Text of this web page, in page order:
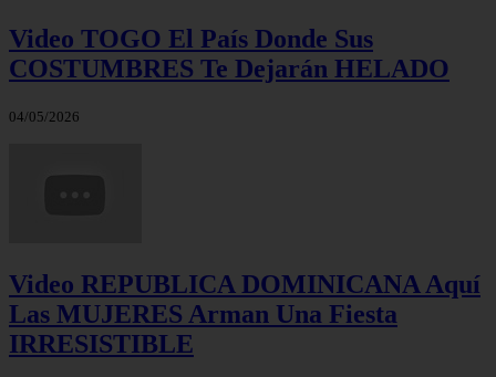
Video TOGO El País Donde Sus
COSTUMBRES Te Dejarán HELADO
04/05/2026
Video REPUBLICA DOMINICANA Aquí
Las MUJERES Arman Una Fiesta
IRRESISTIBLE